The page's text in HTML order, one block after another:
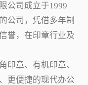
公司成立于1999
公司，凭借多年制
誉，在印章行业及
印章、有机印章、
更便捷的现代办公